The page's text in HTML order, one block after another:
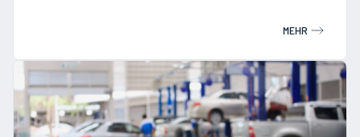
MEHR